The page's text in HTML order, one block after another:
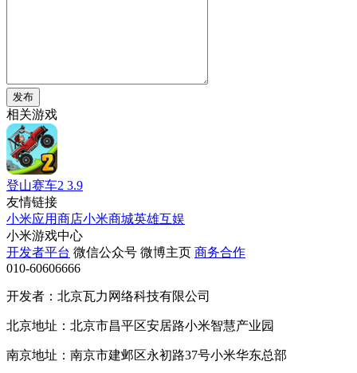
发布
相关游戏
登山赛车2 3.9
友情链接
小米应用商店小米商城英雄互娱
小米游戏中心
开发者平台 微信公众号 微博主页 商务合作
010-60606666
开发者：北京瓦力网络科技有限公司
北京地址：北京市昌平区安居路小米智慧产业园
南京地址：南京市建邺区永初路37号小米华东总部